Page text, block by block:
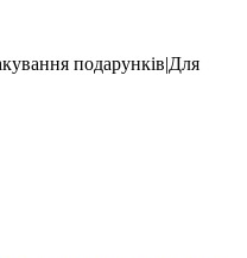
подарунків|Для